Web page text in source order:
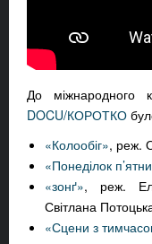
До міжнародного
DOCU/КОРОТКО
«Колообіг», реж.
«Понеділок
«зонґ», реж.
Світлана
«Сцени з